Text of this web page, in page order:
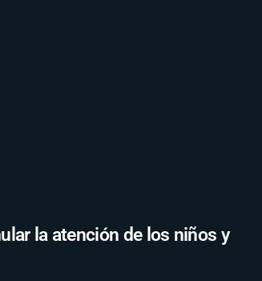
la atención de los niños y